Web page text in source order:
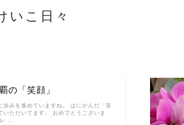
いこ日々
の「笑顔」
歩みを進めていますね。 はにかんだ「笑
いただいてます。 おめでとうございま
…